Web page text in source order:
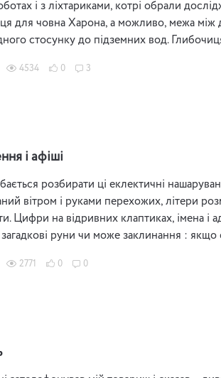
і з ліхтариками, котрі обрали
для човна Харона, а можливо, межа між
стосунку до підземних вод.
4534 0 3
і афіші
розбирати ці еклектичні
вітром і руками перехожих, літери
Цифри на відривних клаптиках, імена
загадкові руни чи може заклинання :
2771 0 0